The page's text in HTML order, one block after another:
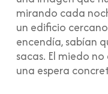
mirando cada
un edificio
encendía, sabían
sacas. El miedo
una espera